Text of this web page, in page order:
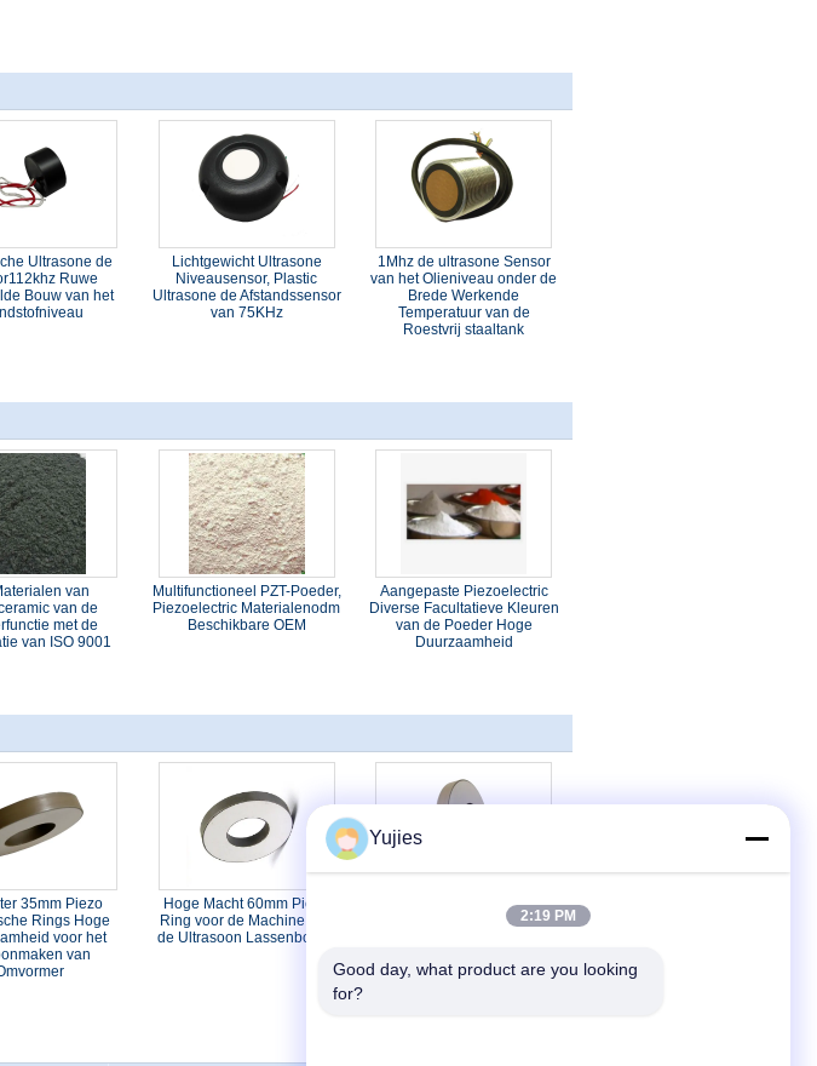
Ultrasone de
Ruwe
Bouw van het
Lichtgewicht Ultrasone
Niveausensor, Plastic
Ultrasone de Afstandssensor
van 75KHz
1Mhz de ultrasone Sensor
van het Olieniveau onder de
Brede Werkende
Temperatuur van de
Roestvrij staaltank
van
van de
met de
van ISO 9001
Multifunctioneel PZT-Poeder,
Piezoelectric Materialenodm
Beschikbare OEM
Aangepaste Piezoelectric
Diverse Facultatieve Kleuren
van de Poeder Hoge
Duurzaamheid
35mm Piezo
Rings Hoge
voor het
van
Hoge Macht 60mm Piezo
Ring voor de Machine van
de Ultrasoon Lassenboring
30x12x5mm PZT het
Verliesodm van de Rings
OEM
Yujies
2:19 PM
Good day, what product are you looking
for?